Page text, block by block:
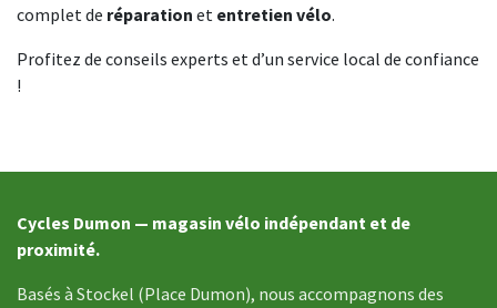
complet de réparation et entretien vélo.
Profitez de conseils experts et d’un service local de confiance
!
Cycles Dumon — magasin vélo indépendant et de
proximité.
Basés à Stockel (Place Dumon), nous accompagnons des